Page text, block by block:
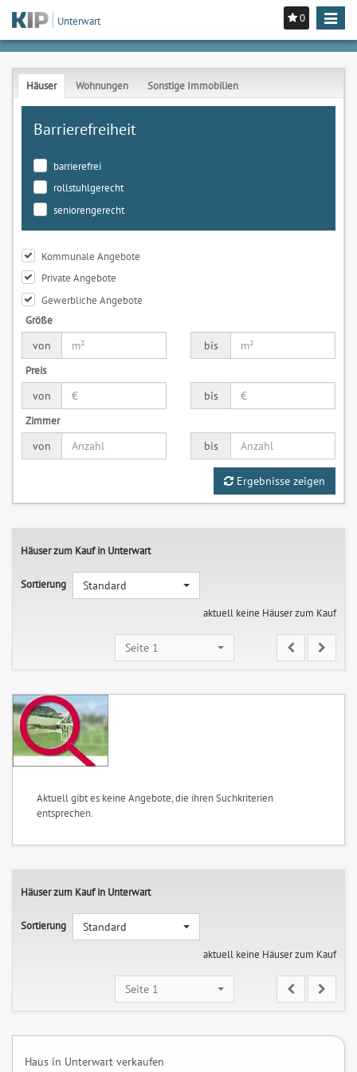
0
Toggle
Unterwart
Häuser Wohnungen Sonstige Immobilien
Barrierefreiheit
barrierefrei
rollstuhlgerecht
seniorengerecht
Kommunale Angebote
Private Angebote
Gewerbliche Angebote
Größe
von
bis
Preis
von
bis
Zimmer
von
bis
Ergebnisse zeigen
Häuser zum Kauf in Unterwart
Sortierung
Standard
aktuell keine Häuser zum Kauf
Seite 1
Aktuell gibt es keine Angebote, die ihren Suchkriterien
entsprechen.
Häuser zum Kauf in Unterwart
Sortierung
Standard
aktuell keine Häuser zum Kauf
Seite 1
Haus in Unterwart verkaufen